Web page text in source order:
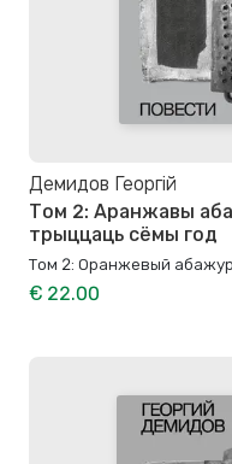
Демидов Георгій
Том 2: Аранжавы
трыццаць сёмы год
Том 2: Оранжевый
€ 22.00